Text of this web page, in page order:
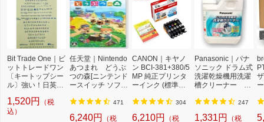
Bit Trade One｜ビ
ットトレードワン
〔キートップシー
ル〕強い！日英対
プシールセット ブ
ルー DYKTSBL
1,520円
（税
込）
任天堂｜Nintendo
あつまれ どうぶ
つの森[ニンテンド
ースイッチ ソフ
471
6,240円
（税
CANON｜キヤノ
ン BCI-381+380/5
MP 純正プリンタ
ーインク (標準容
3813805MP] 304
6,210円
（税
Panasonic｜パナ
ソニック ドラム式
洗濯乾燥機用洗濯
槽クリーナー N-
機 洗浄 洗剤 750m
247
1,331円
（税
T